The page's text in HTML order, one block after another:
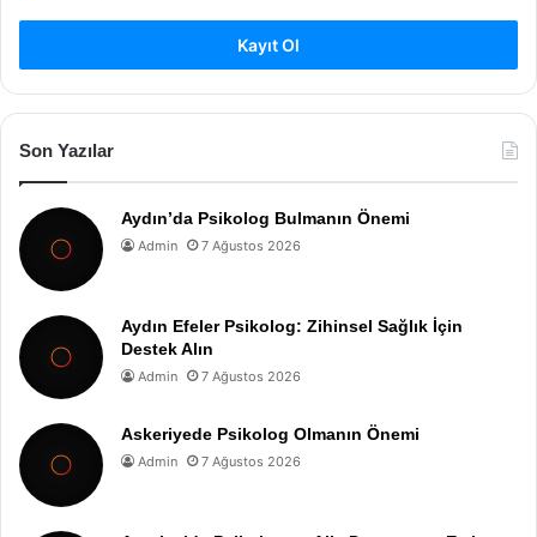
Kayıt Ol
Son Yazılar
Aydın’da Psikolog Bulmanın Önemi
Admin 7 Ağustos 2026
Aydın Efeler Psikolog: Zihinsel Sağlık İçin
Destek Alın
Admin 7 Ağustos 2026
Askeriyede Psikolog Olmanın Önemi
Admin 7 Ağustos 2026